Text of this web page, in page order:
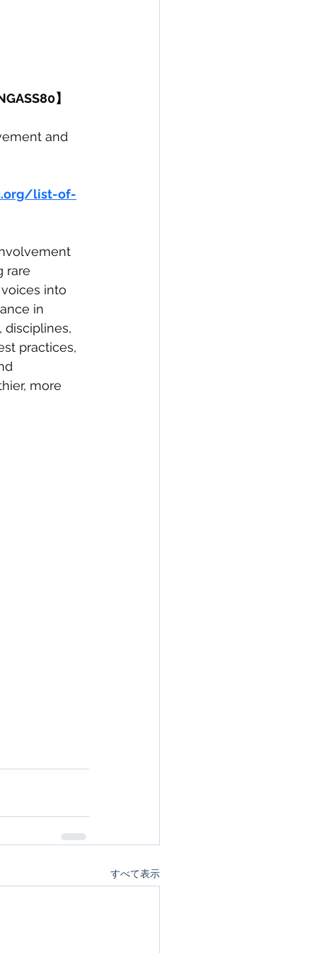
】
and
list-of-
rare
into
in
disciplines,
practices,
more
すべて表示